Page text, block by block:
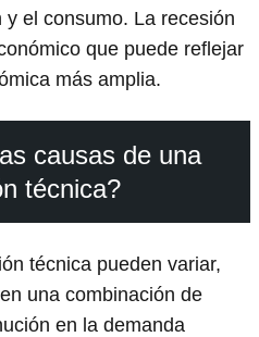
el consumo. La recesión
que puede reflejar
más amplia.
causas de una
técnica?
técnica pueden variar,
una combinación de
en la demanda